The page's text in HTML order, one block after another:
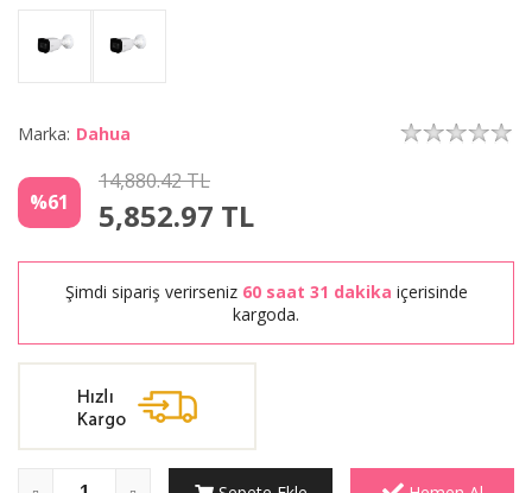
Marka: Dahua
%61
14,880.42 TL
5,852.97 TL
Şimdi sipariş verirseniz 60 saat 31 dakika içerisinde
kargoda.